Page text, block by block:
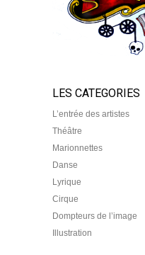
LES CATEGORIES
L’entrée des artistes
Théâtre
Marionnettes
Danse
Lyrique
Cirque
Dompteurs de l’image
Illustration